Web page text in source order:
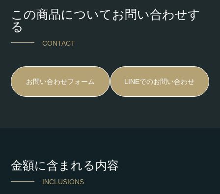
この商品についてお問い合わせす
る
CONTACT
お問い合わせフォーム LINEでのお問い合わせ
金額に含まれる内容
INCLUSIONS